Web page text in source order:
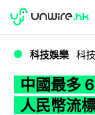
WWDC 2026
科技娛樂 科
中國最多
人民幣流